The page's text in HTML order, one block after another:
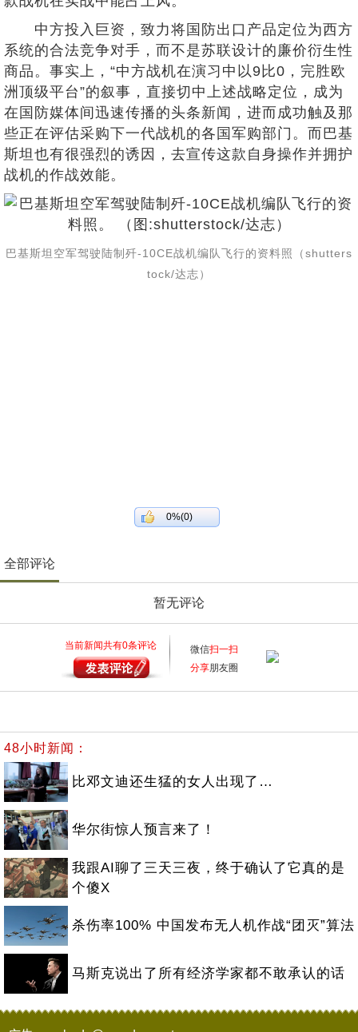
中方投入巨资，致力将国防出口产品定位为西方
系统的合法竞争对手，而不是苏联设计的廉价衍生性
商品。事实上，“中方战机在演习中以9比0，完胜欧
洲顶级平台”的叙事，直接切中上述战略定位，成为
在国防媒体间迅速传播的头条新闻，进而成功触及那
些正在评估采购下一代战机的各国军购部门。而巴基
斯坦也有很强烈的诱因，去宣传这款自身操作并拥护
战机的作战效能。
巴基斯坦空军驾驶陆制歼-10CE战机编队飞行的资料照（shutters
tock/达志）
0%(0)
全部评论
暂无评论
当前新闻共有0条评论 微信扫一扫
分享朋友圈
48小时新闻：
比邓文迪还生猛的女人出现了…
华尔街惊人预言来了！
我跟AI聊了三天三夜，终于确认了它真的是
个傻X
杀伤率100% 中国发布无人机作战“团灭”算法
马斯克说出了所有经济学家都不敢承认的话